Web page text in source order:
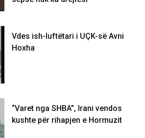
Vdes ish-luftëtari i UÇK-së Avni
Hoxha
“Varet nga SHBA”, Irani vendos
kushte për rihapjen e Hormuzit